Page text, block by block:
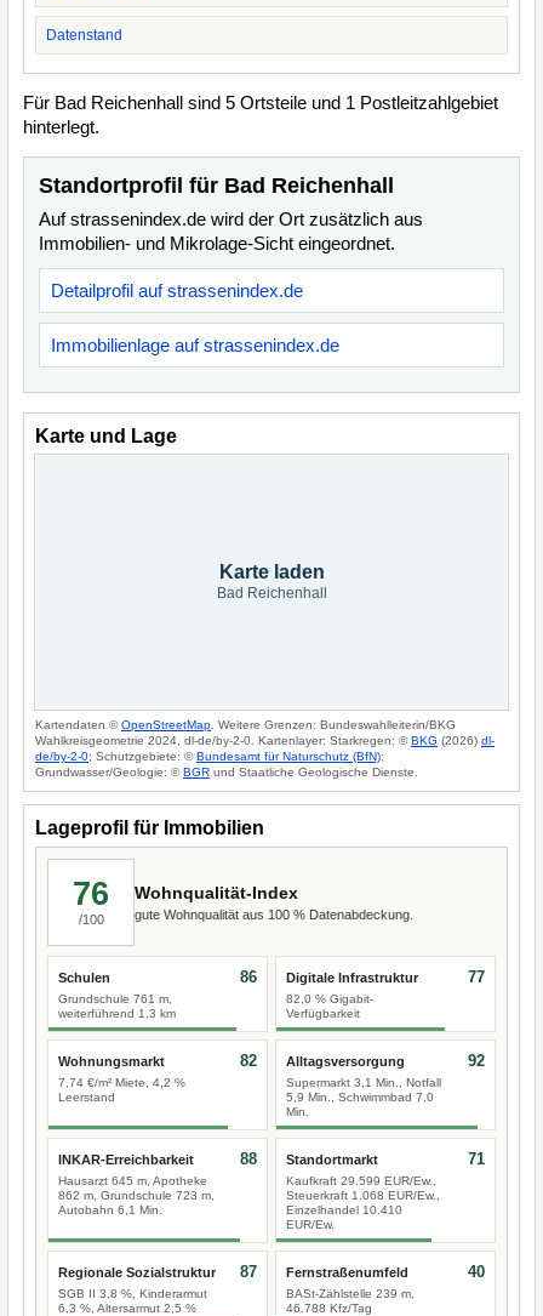
Datenstand
Für Bad Reichenhall sind 5 Ortsteile und 1 Postleitzahlgebiet
hinterlegt.
Standortprofil für Bad Reichenhall
Auf strassenindex.de wird der Ort zusätzlich aus
Immobilien- und Mikrolage-Sicht eingeordnet.
Detailprofil auf strassenindex.de
Immobilienlage auf strassenindex.de
Karte und Lage
Karte laden
Bad Reichenhall
Kartendaten ©OpenStreetMap . Weitere Grenzen: Bundeswahlleiterin/BKG
Wahlkreisgeometrie 2024, dl-de/by-2-0. Kartenlayer: Starkregen: ©BKG (2026) dl-
de/by-2-0; Schutzgebiete: ©Bundesamt für Naturschutz (BfN);
Grundwasser/Geologie: ©BGR und Staatliche Geologische Dienste.
Lageprofil für Immobilien
76
/100
Wohnqualität-Index
gute Wohnqualität aus 100 % Datenabdeckung.
Schulen
Grundschule 761 m,
weiterführend 1,3 km
86 Digitale Infrastruktur
82,0 % Gigabit-
Verfügbarkeit
77
Wohnungsmarkt
7,74 €/m² Miete, 4,2 %
Leerstand
82 Alltagsversorgung
Supermarkt 3,1 Min., Notfall
5,9 Min., Schwimmbad 7,0
Min.
92
INKAR-Erreichbarkeit
Hausarzt 645 m, Apotheke
862 m, Grundschule 723 m,
Autobahn 6,1 Min.
88 Standortmarkt
Kaufkraft 29.599 EUR/Ew.,
Steuerkraft 1.068 EUR/Ew.,
Einzelhandel 10.410
EUR/Ew.
71
Regionale Sozialstruktur
SGB II 3,8 %, Kinderarmut
6,3 %, Altersarmut 2,5 %
87 Fernstraßenumfeld
BASt-Zählstelle 239 m,
46.788 Kfz/Tag
40